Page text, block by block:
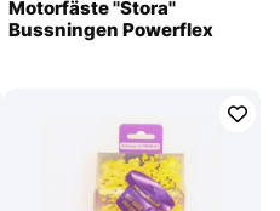
Motorfäste ''Stora''
Bussningen Powerflex